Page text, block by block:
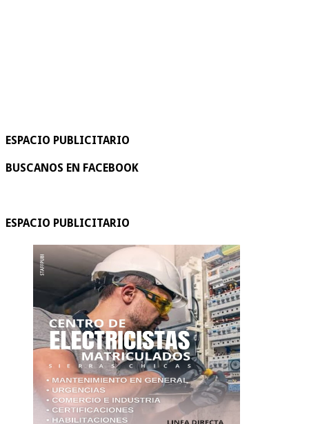
ESPACIO PUBLICITARIO
BUSCANOS EN FACEBOOK
ESPACIO PUBLICITARIO